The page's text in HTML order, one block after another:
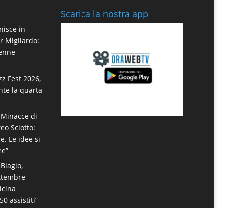
in
Migliardo:
Fest 2026,
la quarta
di
Sciotto:
Le idee si
assistiti”
Scarica la nostra app